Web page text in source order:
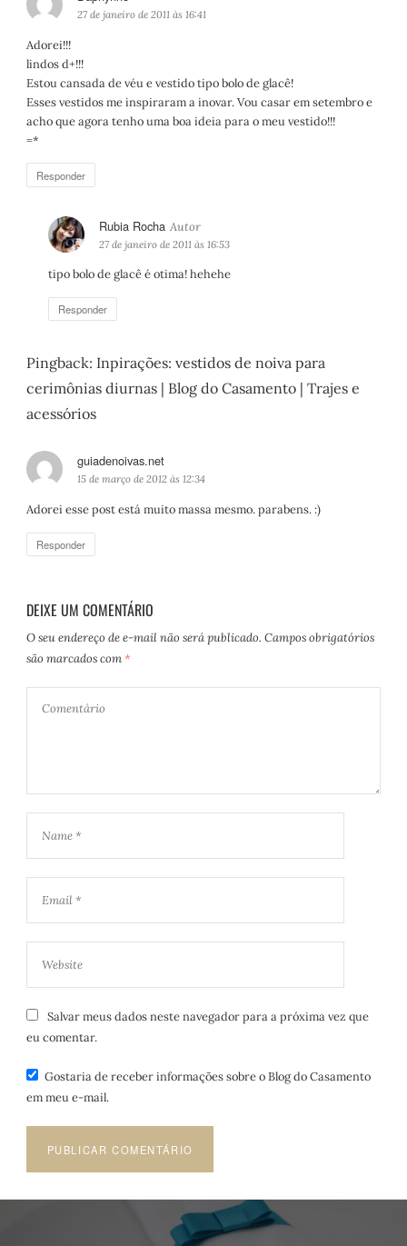
i
:
27 de janeiro de 2011 às 16:41
Adorei!!!
lindos d+!!!
Estou cansada de véu e vestido tipo bolo de glacê!
Esses vestidos me inspiraram a inovar. Vou casar em setembro e
acho que agora tenho uma boa ideia para o meu vestido!!!
=*
Responder
Rubia Rocha
i
s
27 de janeiro de 2011 às 16:53
tipo bolo de glacê é otima! hehehe
Responder
Pingback: Inpirações: vestidos de noiva para
cerimônias diurnas | Blog do Casamento | Trajes e
acessórios
guiadenoivas.net
i
s
15 de março de 2012 às 12:34
Adorei esse post está muito massa mesmo. parabens. :)
Responder
DEIXE UM COMENTÁRIO
O seu endereço de e-mail não será publicado. Campos obrigatórios
são marcados com *
Salvar meus dados neste navegador para a próxima vez que
eu comentar.
Gostaria de receber informações sobre o Blog do Casamento
em meu e-mail.